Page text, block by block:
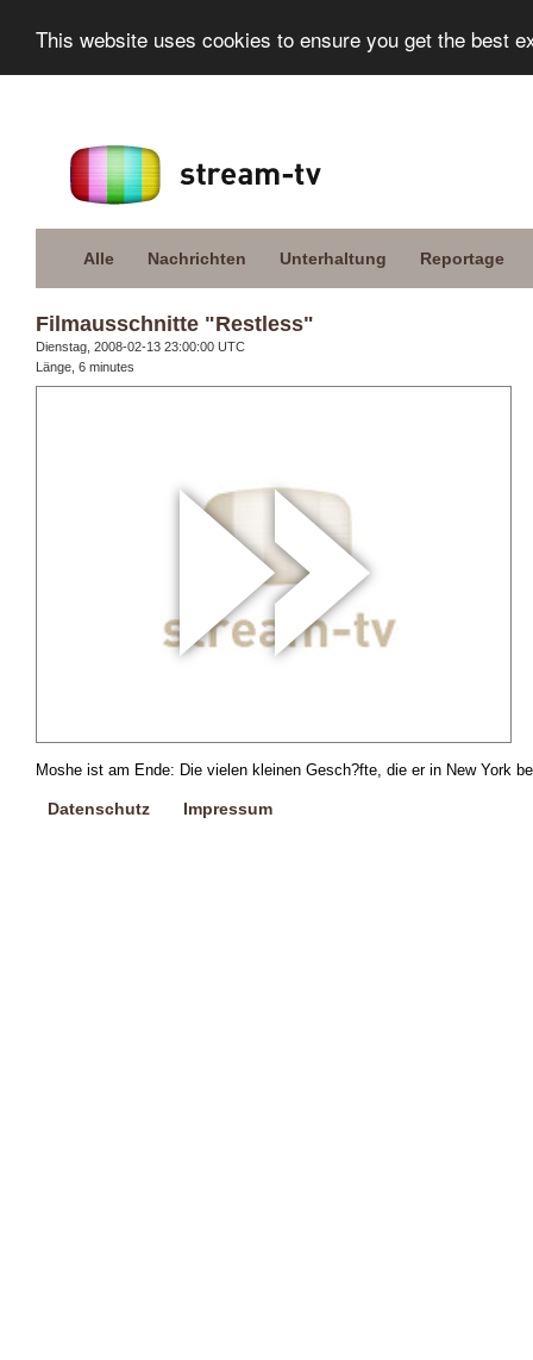
This website uses cookies to ensure you get the best
Alle Nachrichten Unterhaltung Reportage
Filmausschnitte "Restless"
Dienstag, 2008-02-13 23:00:00 UTC
Länge, 6 minutes
Moshe ist am Ende: Die vielen kleinen Gesch?fte, die er in New York
Datenschutz Impressum